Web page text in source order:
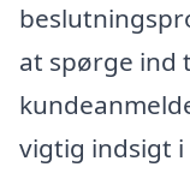
at spørge ind
vigtig indsigt